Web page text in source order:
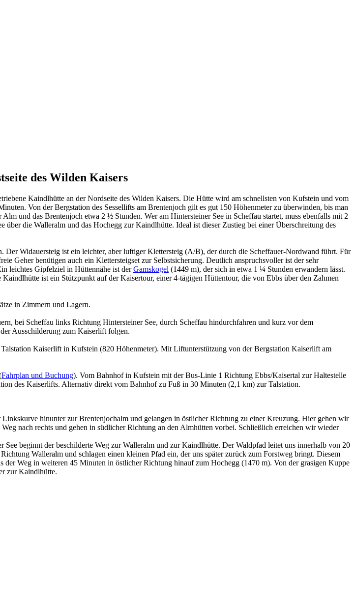
des Wilden Kaisers
Kaindlhütte an der Nordseite des Wilden Kaisers. Die Hütte wird am schnellsten von Kufstein und vom
Von der Bergstation des Sessellifts am Brentenjoch gilt es gut 150 Höhenmeter zu überwinden, bis man
und das Brentenjoch etwa 2 ½ Stunden. Wer am Hintersteiner See in Scheffau startet, muss ebenfalls mit 2
die Walleralm und das Hochegg zur Kaindlhütte. Ideal ist dieser Zustieg bei einer Überschreitung des
Widauersteig ist ein leichter, aber luftiger Klettersteig (A/B), der durch die Scheffauer-Nordwand führt. Für
Geher benütigen auch ein Klettersteigset zur Selbstsicherung. Deutlich anspruchsvoller ist der sehr
leichtes Gipfelziel in Hüttennähe ist derGamskogel (1449 m), der sich in etwa 1 ¼ Stunden erwandern lässt.
ist ein Stützpunkt auf der Kaisertour, einer 4-tägigen Hüttentour, die von Ebbs über den Zahmen
in Zimmern und Lagern.
bei Scheffau links Richtung Hintersteiner See, durch Scheffau hindurchfahren und kurz vor dem
Ausschilderung zum Kaiserlift folgen.
Kaiserlift in Kufstein (820 Höhenmeter). Mit Liftunterstützung von der Bergstation Kaiserlift am
Fahrplan und Buchung). Vom Bahnhof in Kufstein mit der Bus-Linie 1 Richtung Ebbs/Kaisertal zur Haltestelle
des Kaiserlifts. Alternativ direkt vom Bahnhof zu Fuß in 30 Minuten (2,1 km) zur Talstation.
hinunter zur Brentenjochalm und gelangen in östlicher Richtung zu einer Kreuzung. Hier gehen wir
nach rechts und gehen in südlicher Richtung an den Almhütten vorbei. Schließlich erreichen wir wieder
See beginnt der beschilderte Weg zur Walleralm und zur Kaindlhütte. Der Waldpfad leitet uns innerhalb von 20
Walleralm und schlagen einen kleinen Pfad ein, der uns später zurück zum Forstweg bringt. Diesem
Weg in weiteren 45 Minuten in östlicher Richtung hinauf zum Hochegg (1470 m). Von der grasigen Kuppe
zur Kaindlhütte.